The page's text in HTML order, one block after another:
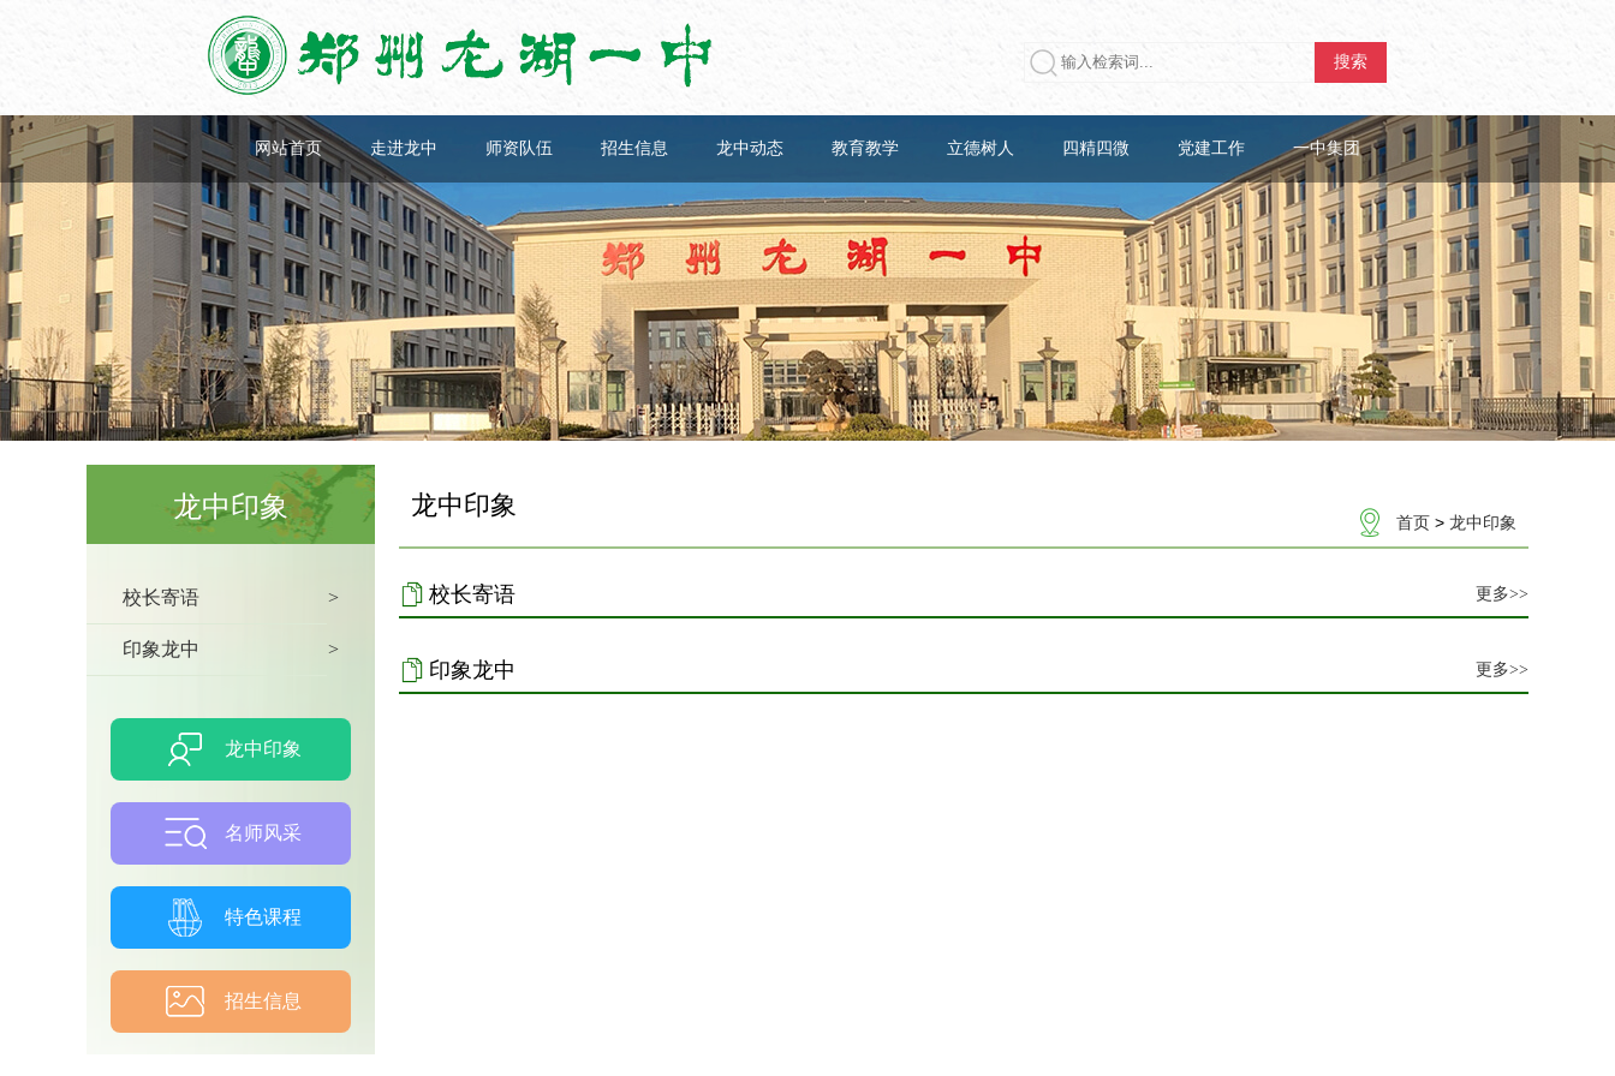
搜索
网站首页 走进龙中 师资队伍 招生信息 龙中动态 教育教学 立德树人 四精四微 党建工作 一中集团
龙中印象
校长寄语 >
印象龙中 >
龙中印象
名师风采
特色课程
招生信息
首页 > 龙中印象
龙中印象
校长寄语 更多>>
印象龙中 更多>>